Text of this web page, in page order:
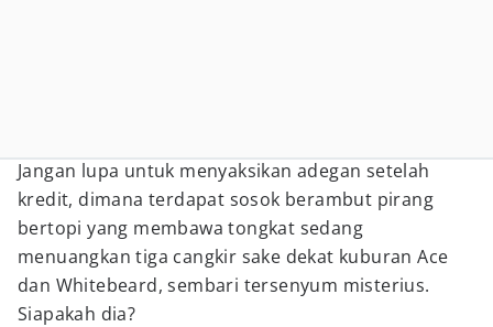
Jangan lupa untuk menyaksikan adegan setelah
kredit, dimana terdapat sosok berambut pirang
bertopi yang membawa tongkat sedang
menuangkan tiga cangkir sake dekat kuburan Ace
dan Whitebeard, sembari tersenyum misterius.
Siapakah dia?